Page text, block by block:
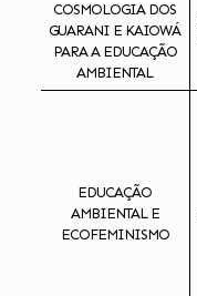
COSMOLOGIA DOS
GUARANI E KAIOWÁ
PARA A EDUCAÇÃO
AMBIENTAL
EDUCAÇÃO
AMBIENTAL E
ECOFEMINISMO